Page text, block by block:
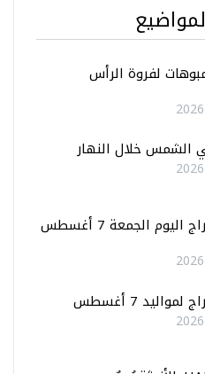
لفروة الرأس
الشمس خلال النهار
توقعـات الأبراج اليوم الجمعة 7 أغسطس
7 أغسطس